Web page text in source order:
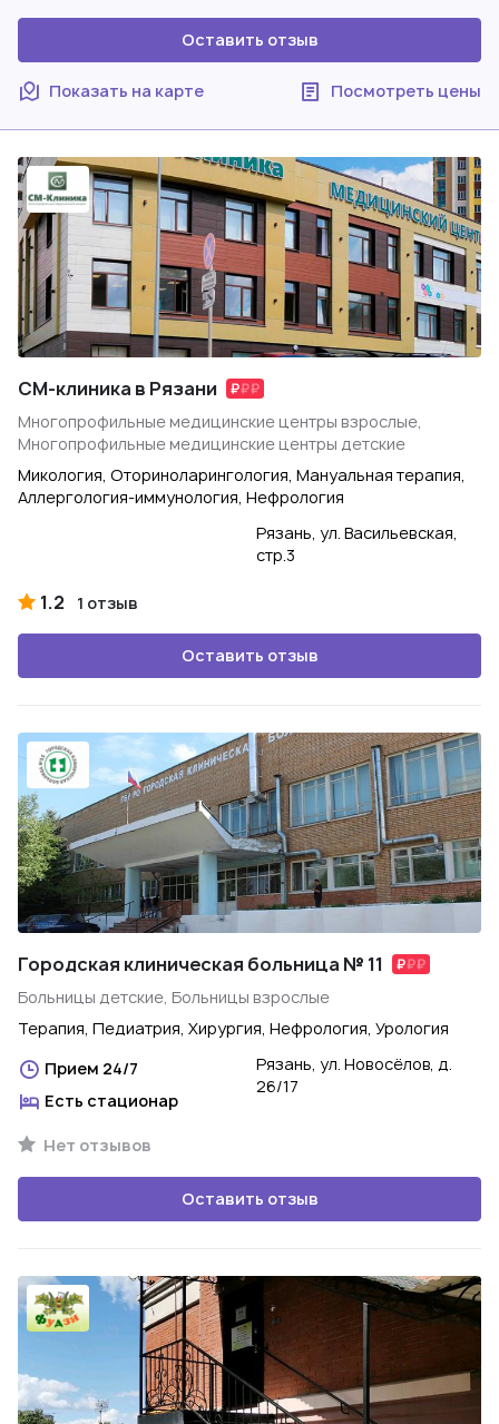
Оставить отзыв
Показать на карте Посмотреть цены
СМ-клиника в Рязани
Многопрофильные медицинские центры взрослые,
Многопрофильные медицинские центры детские
Микология, Оториноларингология, Мануальная терапия,
Аллергология-иммунология, Нефрология
Рязань, ул. Васильевская,
стр.3
1.2 1 отзыв
Оставить отзыв
Городская клиническая больница № 11
Больницы детские, Больницы взрослые
Терапия, Педиатрия, Хирургия, Нефрология, Урология
Прием 24/7
Есть стационар
Рязань, ул. Новосёлов, д.
26/17
Нет отзывов
Оставить отзыв